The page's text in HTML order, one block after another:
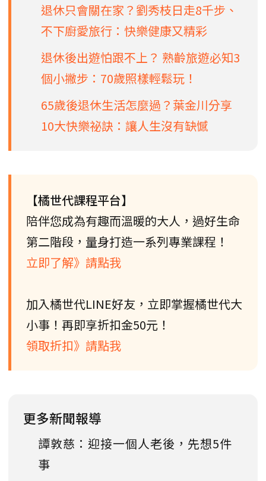
退休只會關在家？劉秀枝日走8千步、
不下廚愛旅行：快樂健康又精彩
退休後出遊怕跟不上？ 熟齡旅遊必知3
個小撇步：70歲照樣輕鬆玩！
65歲後退休生活怎麼過？葉金川分享
10大快樂祕訣：讓人生沒有缺憾
【橘世代課程平台】
陪伴您成為有趣而溫暖的大人，過好生命
第二階段，量身打造一系列專業課程！
立即了解》請點我
加入橘世代LINE好友，立即掌握橘世代大
小事！再即享折扣金50元！
領取折扣》請點我
更多新聞報導
譚敦慈：迎接一個人老後，先想5件
事